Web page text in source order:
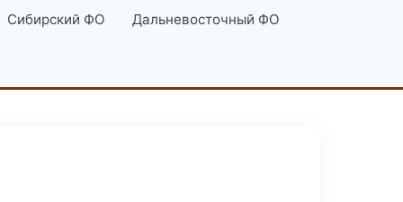
Сибирский ФО Дальневосточный ФО